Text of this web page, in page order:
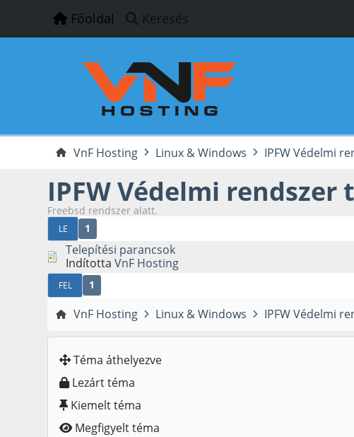
Főoldal Keresés
VnF Hosting Linux & Windows IPFW Védelmi
IPFW Védelmi
Freebsd rendszer alatt.
LE 1
Telepítési parancsok
IndítottaVnF Hosting
FEL 1
VnF Hosting Linux & Windows IPFW Védelmi
Téma áthelyezve
Lezárt téma
Kiemelt téma
Megfigyelt téma